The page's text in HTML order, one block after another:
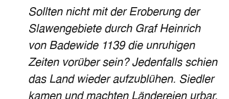
Sollten nicht mit der Eroberung der
Slawengebiete durch Graf Heinrich
von Badewide 1139 die unruhigen
Zeiten vorüber sein? Jedenfalls schien
das Land wieder aufzublühen. Siedler
kamen und machten Ländereien urbar.